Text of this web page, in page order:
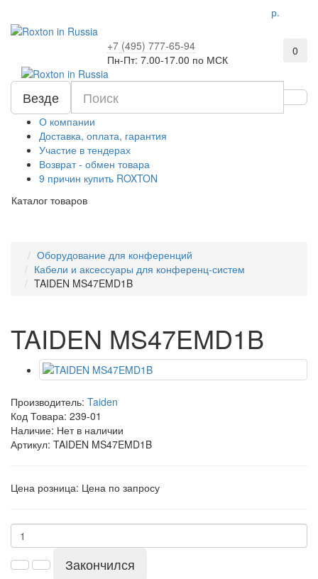
р.
+7 (495) 777-65-94
Пн-Пт: 7.00-17.00 по МСК
0
Везде
О компании
Доставка, оплата, гарантия
Участие в тендерах
Возврат - обмен товара
9 причин купить ROXTON
Каталог товаров
Оборудование для конференций
Кабели и аксессуары для конференц-систем
TAIDEN MS47EMD1B
TAIDEN MS47EMD1B
Производитель: Taiden
Код Товара: 239-01
Наличие: Нет в наличии
Артикул: TAIDEN MS47EMD1B
Цена розница: Цена по запросу
Закончился